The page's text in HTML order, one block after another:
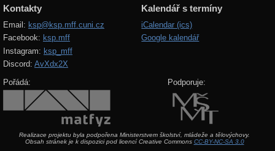
Kontakty
Email: ksp@ksp.mff.cuni.cz
Facebook: ksp.mff
Instagram: ksp_mff
Discord: AvXdx2X
Kalendář s termíny
iCalendar (ics)
Google kalendář
Pořádá: Podporuje:
Realizace projektu byla podpořena Ministerstvem školství, mládeže a tělovýchovy.
Obsah stránek je k dispozici pod licencí Creative Commons CC-BY-NC-SA 3.0